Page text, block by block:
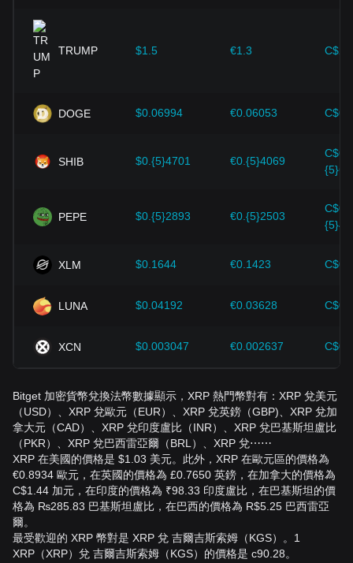
TRUMP $1.5 €1.3
DOGE $0.06994 €0.06053
SHIB $0.{5}4701 €0.{5}4069
C$0.
PEPE $0.{5}2893 €0.{5}2503
C$0.
XLM $0.1644 €0.1423
LUNA $0.04192 €0.03628
XCN $0.003047 €0.002637
Bitget 加密貨幣兌換法幣數據顯示，XRP 熱門幣對有：XRP 兌美元
（USD）、XRP 兌歐元（EUR）、XRP 兌英鎊（GBP)、XRP 兌加
拿大元（CAD）、XRP 兌印度盧比（INR）、XRP 兌巴基斯坦盧比
（PKR）、XRP 兌巴西雷亞爾（BRL）、XRP 兌⋯⋯
XRP 在美國的價格是 $1.03 美元。此外，XRP 在歐元區的價格為
€0.8934 歐元，在英國的價格為 £0.7650 英鎊，在加拿大的價格為
C$1.44 加元，在印度的價格為 ₹98.33 印度盧比，在巴基斯坦的價
格為 ₨285.83 巴基斯坦盧比，在巴西的價格為 R$5.25 巴西雷亞
爾。
最受歡迎的 XRP 幣對是 XRP 兌 吉爾吉斯索姆（KGS）。1
XRP（XRP）兌 吉爾吉斯索姆（KGS）的價格是 с90.28。